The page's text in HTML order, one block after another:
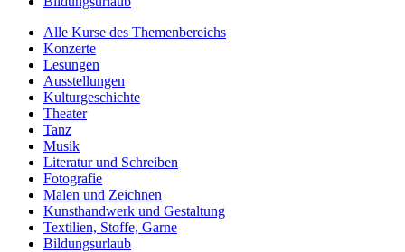
Alle Kurse des Themenbereichs
Konzerte
Lesungen
Ausstellungen
Kulturgeschichte
Theater
Tanz
Musik
Literatur und Schreiben
Fotografie
Malen und Zeichnen
Kunsthandwerk und Gestaltung
Textilien, Stoffe, Garne
Bildungsurlaub